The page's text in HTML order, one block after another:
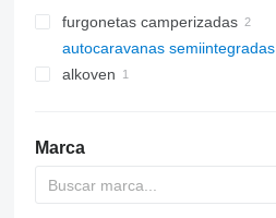
furgonetas camperizadas
autocaravanas semiintegradas
alkoven
Marca